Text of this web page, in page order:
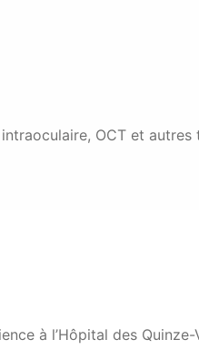
OCT et
à l’Hôpital des Quinze-